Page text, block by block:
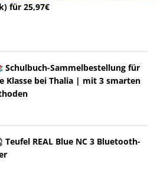
für 25,97€
Schulbuch-Sammelbestellung für
Klasse bei Thalia | mit 3 smarten
Teufel REAL Blue NC 3 Bluetooth-